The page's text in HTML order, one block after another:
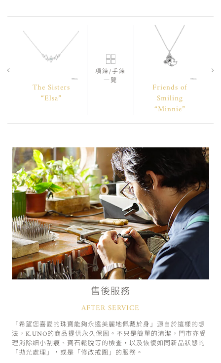
The Sisters
“Elsa”
項鍊/手鍊
一覽
Friends of
Smiling
“Minnie”
售後服務
AFTER SERVICE
「希望您喜愛的珠寶能夠永遠美麗地佩戴於身」源自於這樣的想
法，K.UNO的商品提供永久保固。不只是簡單的清潔，門市亦受
理消除細小刮痕、寶石鬆脫等的檢查，以及恢復如同新品狀態的
「拋光處理」，或是「修改戒圍」的服務。